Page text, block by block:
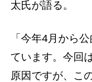
太氏が語る。
「今年4月から
ています。今回
原因ですが、こ